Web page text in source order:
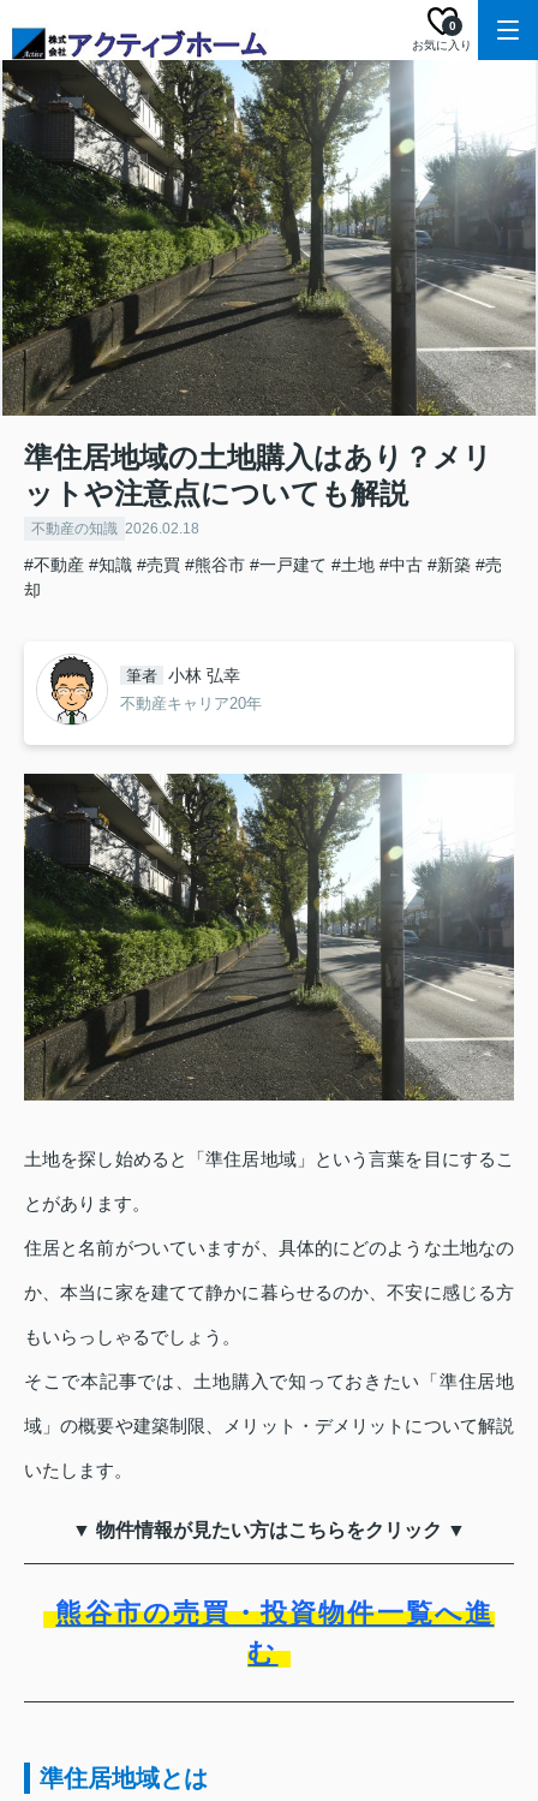
お気に入り
0
準住居地域の土地購入はあり？メリ
ットや注意点についても解説
不動産の知識 2026.02.18
#不動産 #知識 #売買 #熊谷市 #一戸建て #土地 #中古 #新築 #売
却
筆者 小林 弘幸
不動産キャリア20年
土地を探し始めると「準住居地域」という言葉を目にするこ
とがあります。
住居と名前がついていますが、具体的にどのような土地なの
か、本当に家を建てて静かに暮らせるのか、不安に感じる方
もいらっしゃるでしょう。
そこで本記事では、土地購入で知っておきたい「準住居地
域」の概要や建築制限、メリット・デメリットについて解説
いたします。
▼ 物件情報が見たい方はこちらをクリック ▼
熊谷市の売買・投資物件一覧へ進
む
準住居地域とは